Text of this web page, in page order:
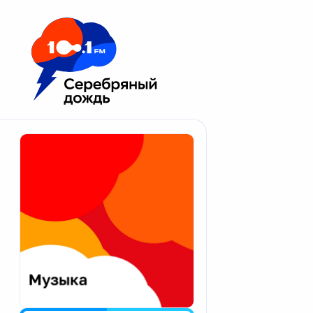
Москва 100.1 FM
Апатиты
Екатеринбург
Калининград
Калуга